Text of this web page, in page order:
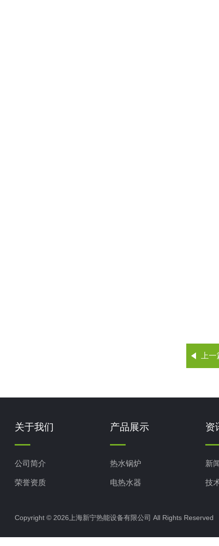
上
关于我们
公司简介
荣誉资质
产品展示
热水锅炉
电热水器
蒸汽锅炉
其他电热水器
资
新
技
Copyright © 2026上海新宁热能设备有限公司 All Rights